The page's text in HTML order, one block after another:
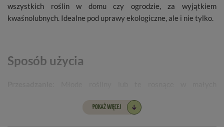
wszystkich roślin w domu czy ogrodzie, za wyjątkiem
kwaśnolubnych. Idealne pod uprawy ekologiczne, ale i nie tylko.
Sposób użycia
starsze rośliny powinny być przesadzane co 2-3 lata. Najlepiej
POKAŻ WIĘCEJ